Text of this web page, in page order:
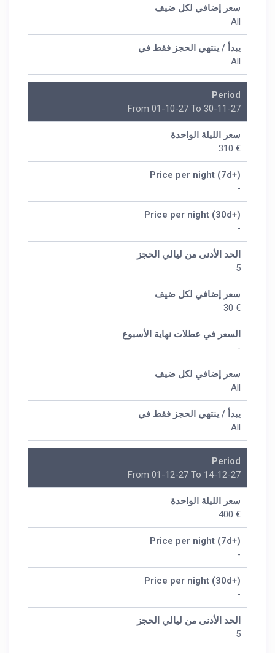
سعر إضافي لكل ضيف
All
يبدأ / ينتهي الحجز فقط في
All
Period
From 01-10-27 To 30-11-27
سعر الليلة الواحدة
€ 310
Price per night (7d+)
-
Price per night (30d+)
-
الحد الأدنى من ليالي الحجز
5
سعر إضافي لكل ضيف
€ 30
السعر في عطلات نهاية الأسبوع
-
سعر إضافي لكل ضيف
All
يبدأ / ينتهي الحجز فقط في
All
Period
From 01-12-27 To 14-12-27
سعر الليلة الواحدة
€ 400
Price per night (7d+)
-
Price per night (30d+)
-
الحد الأدنى من ليالي الحجز
5